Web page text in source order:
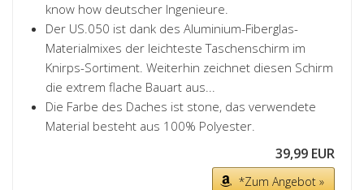
know how deutscher Ingenieure.
Der US.050 ist dank des Aluminium-Fiberglas-
Materialmixes der leichteste Taschenschirm im
Knirps-Sortiment. Weiterhin zeichnet diesen Schirm
die extrem flache Bauart aus...
Die Farbe des Daches ist stone, das verwendete
Material besteht aus 100% Polyester.
39,99 EUR
*Zum Angebot »